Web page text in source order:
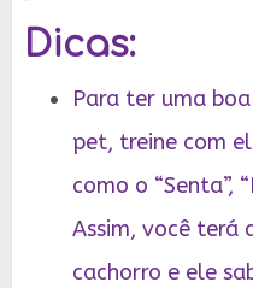
Dicas:
Para ter uma
pet, treine com
como o “Senta”,
Assim, você terá
cachorro e ele